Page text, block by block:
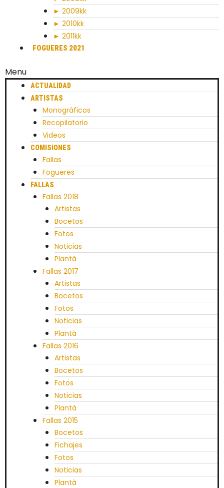
► 2009kk
► 2010kk
► 2011kk
FOGUERES 2021
Menu
ACTUALIDAD
ARTISTAS
Monográficos
Recopilatorio
Videos
COMISIONES
Fallas
Fogueres
FALLAS
Fallas 2018
Artistas
Bocetos
Fotos
Noticias
Plantá
Fallas 2017
Artistas
Bocetos
Fotos
Noticias
Plantà
Fallas 2016
Artistas
Bocetos
Fotos
Noticias
Plantà
Fallas 2015
Bocetos
Fichajes
Fotos
Noticias
Plantà